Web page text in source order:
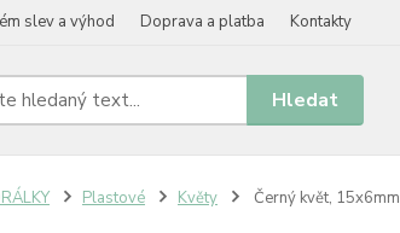
slev a výhod Doprava a platba Kontakty
Hledat
Plastové Květy Černý květ, 15x6mm